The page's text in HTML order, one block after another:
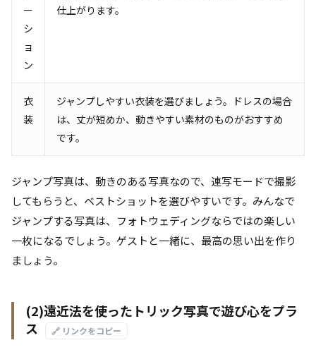
ー
シ
ョ
ン
仕上がります。
衣
装
ジャンプしやすい衣装を選びましょう。ドレスの場合
は、丈が短めか、動きやすい素材のものがおすすめ
です。
ジャンプ写真は、動きのある写真なので、連写モードで撮影
してもらうと、ベストショットを選びやすいです。みんなで
ジャンプする写真は、フォトウェディングならではの楽しい
一枚になるでしょう。ゲストと一緒に、最高の思い出を作り
ましょう。
(2)遠近法を使ったトリック写真で遊び心をプラ
ス
🔗 リンクをコピー